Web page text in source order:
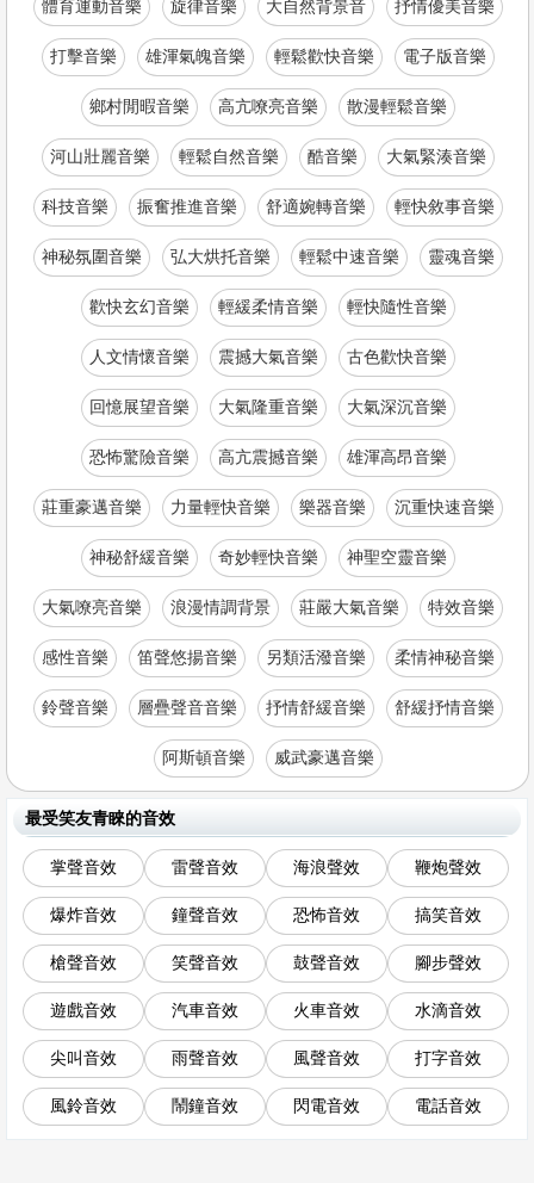
體育運動音樂 旋律音樂 大自然背景音 抒情優美音樂
打擊音樂 雄渾氣魄音樂 輕鬆歡快音樂 電子版音樂
鄉村閒暇音樂 高亢嘹亮音樂 散漫輕鬆音樂
河山壯麗音樂 輕鬆自然音樂 酷音樂 大氣緊湊音樂
科技音樂 振奮推進音樂 舒適婉轉音樂 輕快敘事音樂
神秘氛圍音樂 弘大烘托音樂 輕鬆中速音樂 靈魂音樂
歡快玄幻音樂 輕緩柔情音樂 輕快隨性音樂
人文情懷音樂 震撼大氣音樂 古色歡快音樂
回憶展望音樂 大氣隆重音樂 大氣深沉音樂
恐怖驚險音樂 高亢震撼音樂 雄渾高昂音樂
莊重豪邁音樂 力量輕快音樂 樂器音樂 沉重快速音樂
神秘舒緩音樂 奇妙輕快音樂 神聖空靈音樂
大氣嘹亮音樂 浪漫情調背景 莊嚴大氣音樂 特效音樂
感性音樂 笛聲悠揚音樂 另類活潑音樂 柔情神秘音樂
鈴聲音樂 層疊聲音音樂 抒情舒緩音樂 舒緩抒情音樂
阿斯頓音樂 威武豪邁音樂
最受笑友青睞的音效
掌聲音效 雷聲音效 海浪聲效 鞭炮聲效
爆炸音效 鐘聲音效 恐怖音效 搞笑音效
槍聲音效 笑聲音效 鼓聲音效 腳步聲效
遊戲音效 汽車音效 火車音效 水滴音效
尖叫音效 雨聲音效 風聲音效 打字音效
風鈴音效 鬧鐘音效 閃電音效 電話音效